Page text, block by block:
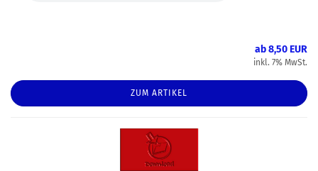
ab 8,50 EUR
inkl. 7% MwSt.
ZUM ARTIKEL